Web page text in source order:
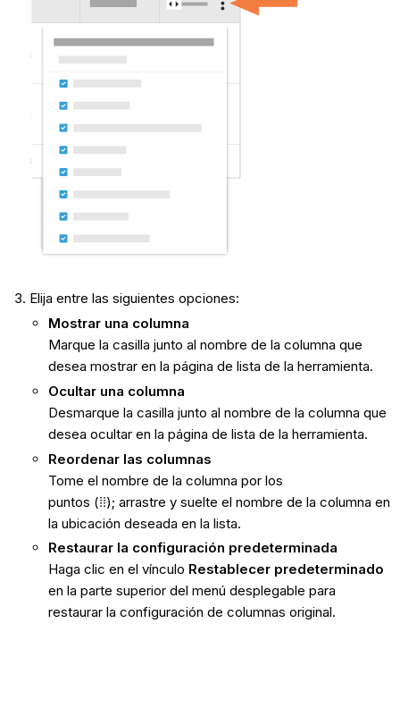
Elija entre las siguientes opciones:
Mostrar una columna
Marque la casilla junto al nombre de la columna que
desea mostrar en la página de lista de la herramienta.
Ocultar una columna
Desmarque la casilla junto al nombre de la columna que
desea ocultar en la página de lista de la herramienta.
Reordenar las columnas
Tome el nombre de la columna por los
puntos (⁞⁞); arrastre y suelte el nombre de la columna en
la ubicación deseada en la lista.
Restaurar la configuración predeterminada
Haga clic en el vínculo Restablecer predeterminado
en la parte superior del menú desplegable para
restaurar la configuración de columnas original.